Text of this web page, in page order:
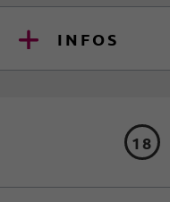
INFOS
18